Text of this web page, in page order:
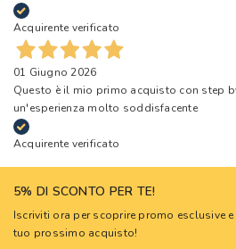
Acquirente verificato
01 Giugno 2026
Questo è il mio primo acquisto con step
un'esperienza molto soddisfacente
Acquirente verificato
5% DI SCONTO PER TE!
Iscriviti ora per scoprire promo esclusive
tuo prossimo acquisto!